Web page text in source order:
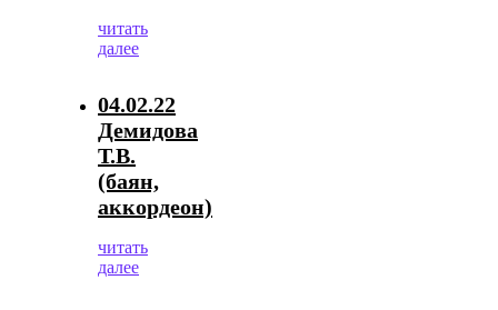
читать
далее
04.02.22
Демидова
Т.В.
(баян,
аккордеон)
читать
далее